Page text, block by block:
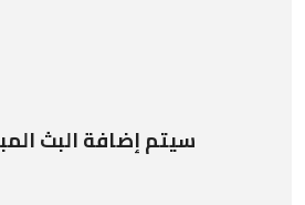
سيتم إضافة البث